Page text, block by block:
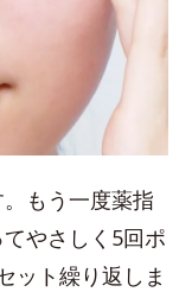
もう一度薬指
やさしく5回ポ
ット繰り返しま